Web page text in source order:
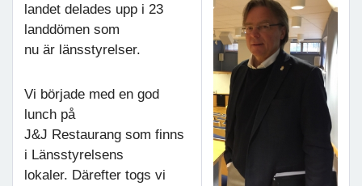
landet delades upp i 23
landdömen som
nu är länsstyrelser.
Vi började med en god
lunch på
J&J Restaurang som finns
i Länsstyrelsens
lokaler. Därefter togs vi